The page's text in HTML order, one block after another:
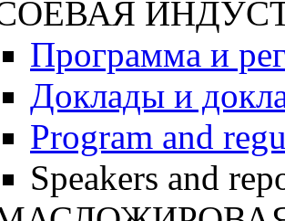
Программа и
Доклады и
Program and
Speakers and